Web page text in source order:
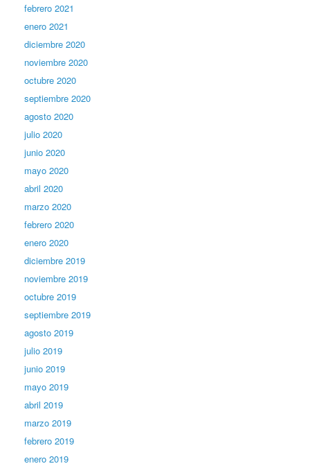
febrero 2021
enero 2021
diciembre 2020
noviembre 2020
octubre 2020
septiembre 2020
agosto 2020
julio 2020
junio 2020
mayo 2020
abril 2020
marzo 2020
febrero 2020
enero 2020
diciembre 2019
noviembre 2019
octubre 2019
septiembre 2019
agosto 2019
julio 2019
junio 2019
mayo 2019
abril 2019
marzo 2019
febrero 2019
enero 2019